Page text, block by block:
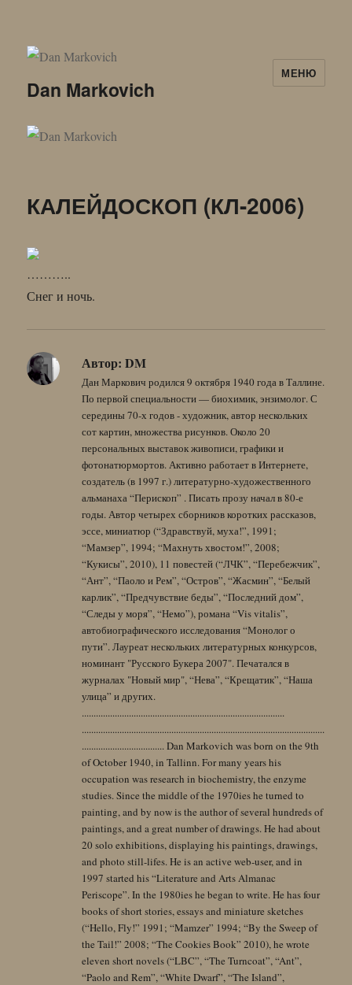
Dan Markovich
МЕНЮ
КАЛЕЙДОСКОП (КЛ-2006)
………..
Снег и ночь.
Автор: DM
Дан Маркович родился 9 октября 1940 года в Таллине.
По первой специальности — биохимик, энзимолог. С
середины 70-х годов - художник, автор нескольких
сот картин, множества рисунков. Около 20
персональных выставок живописи, графики и
фотонатюрмортов. Активно работает в Интернете,
создатель (в 1997 г.) литературно-художественного
альманаха “Перископ” . Писать прозу начал в 80-е
годы. Автор четырех сборников коротких рассказов,
эссе, миниатюр (“Здравствуй, муха!”, 1991;
“Мамзер”, 1994; “Махнуть хвостом!”, 2008;
“Кукисы”, 2010), 11 повестей (“ЛЧК”, “Перебежчик”,
“Ант”, “Паоло и Рем”, “Остров”, “Жасмин”, “Белый
карлик”, “Предчувствие беды”, “Последний дом”,
“Следы у моря”, “Немо”), романа “Vis vitalis”,
автобиографического исследования “Монолог о
пути”. Лауреат нескольких литературных конкурсов,
номинант "Русского Букера 2007". Печатался в
журналах "Новый мир", “Нева”, “Крещатик”, “Наша
улица” и других.
......................................................................................
.......................................................................................................
................................... Dan Markovich was born on the 9th
of October 1940, in Tallinn. For many years his
occupation was research in biochemistry, the enzyme
studies. Since the middle of the 1970ies he turned to
painting, and by now is the author of several hundreds of
paintings, and a great number of drawings. He had about
20 solo exhibitions, displaying his paintings, drawings,
and photo still-lifes. He is an active web-user, and in
1997 started his “Literature and Arts Almanac
Periscope”. In the 1980ies he began to write. He has four
books of short stories, essays and miniature sketches
(“Hello, Fly!” 1991; “Mamzer” 1994; “By the Sweep of
the Tail!” 2008; “The Cookies Book” 2010), he wrote
eleven short novels (“LBC”, “The Turncoat”, “Ant”,
“Paolo and Rem”, “White Dwarf”, “The Island”,